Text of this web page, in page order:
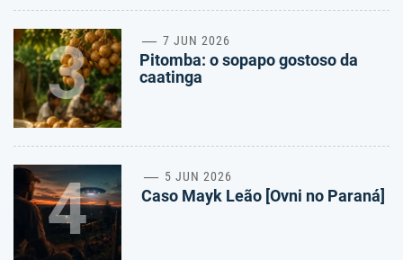
3 7 JUN 2026
Pitomba: o sopapo gostoso da
caatinga
4 5 JUN 2026
Caso Mayk Leão [Ovni no Paraná]